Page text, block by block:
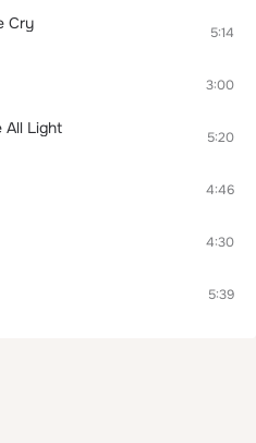
Cry 5:14
3:00
All Light 5:20
4:46
4:30
5:39